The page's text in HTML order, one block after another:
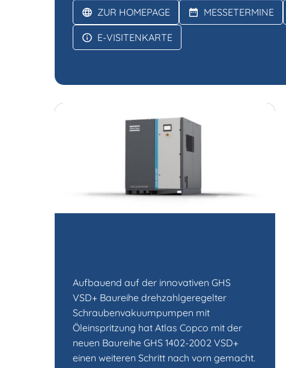
ZUR HOMEPAGE MESSETERMINE
E-VISITENKARTE
Aufbauend auf der innovativen GHS
VSD+ Baureihe drehzahlgeregelter
Schraubenvakuumpumpen mit
Öleinspritzung hat Atlas Copco mit der
neuen Baureihe GHS 1402-2002 VSD+
einen weiteren Schritt nach vorn gemacht.